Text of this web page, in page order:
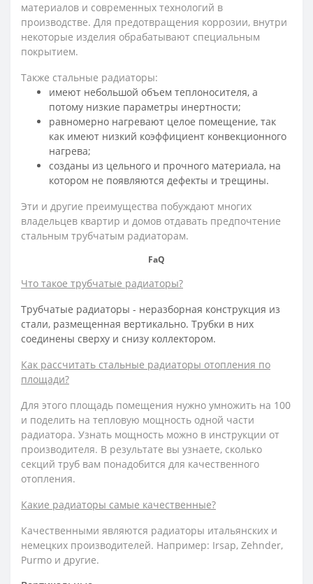
материалов и современных технологий в
производстве. Для предотвращения коррозии, внутри
некоторые изделия обрабатывают специальным
покрытием.
Также стальные радиаторы:
имеют небольшой объем теплоносителя, а
потому низкие параметры инертности;
равномерно нагревают целое помещение, так
как имеют низкий коэффициент конвекционного
нагрева;
созданы из цельного и прочного материала, на
котором не появляются дефекты и трещины.
Эти и другие преимущества побуждают многих
владельцев квартир и домов отдавать предпочтение
стальным трубчатым радиаторам.
FaQ
Что такое трубчатые радиаторы?
Трубчатые радиаторы - неразборная конструкция из
стали, размещенная вертикально. Трубки в них
соединены сверху и снизу коллектором.
Как рассчитать стальные радиаторы отопления по
площади?
Для этого площадь помещения нужно умножить на 100
и поделить на тепловую мощность одной части
радиатора. Узнать мощность можно в инструкции от
производителя. В результате вы узнаете, сколько
секций труб вам понадобится для качественного
отопления.
Какие радиаторы самые качественные?
Качественными являются радиаторы итальянских и
немецких производителей. Например: Irsap, Zehnder,
Purmo и другие.